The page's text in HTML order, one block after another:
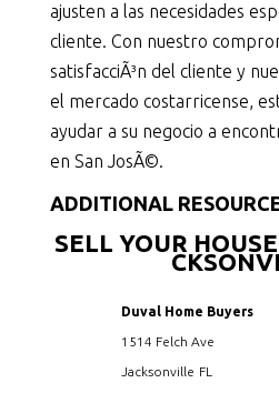
ajusten a las necesidades
cliente. Con nuestro
satisfacciÃ³n del cliente y
el mercado costarricense,
ayudar a su negocio a
en San JosÃ©.
ADDITIONAL
SELL YOUR
Duval Home Buyers
1514 Felch Ave
Jacksonville FL